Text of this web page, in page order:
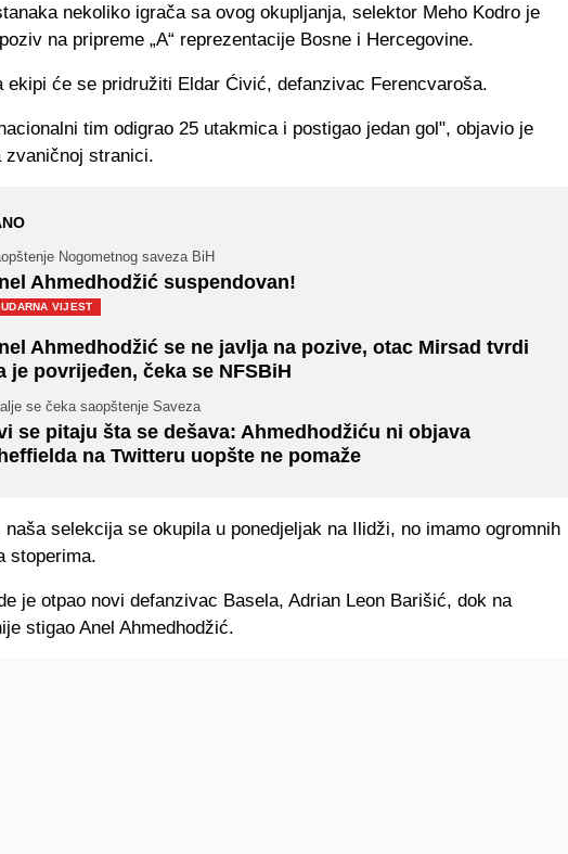
nekoliko igrača sa ovog okupljanja, selektor Meho Kodro je
na pripreme „A“ reprezentacije Bosne i Hercegovine.
ekipi će se pridružiti Eldar Ćivić, defanzivac Ferencvaroša.
tim odigrao 25 utakmica i postigao jedan gol", objavio je
zvaničnoj stranici.
Nogometnog saveza BiH
Ahmedhodžić suspendovan!
UDARNA VIJEST
Ahmedhodžić se ne javlja na pozive, otac Mirsad tvrdi
je povrijeđen, čeka se NFSBiH
se čeka saopštenje Saveza
se pitaju šta se dešava: Ahmedhodžiću ni objava
na Twitteru uopšte ne pomaže
naša selekcija se okupila u ponedjeljak na Ilidži, no imamo ogromnih
stoperima.
je otpao novi defanzivac Basela, Adrian Leon Barišić, dok na
stigao Anel Ahmedhodžić.